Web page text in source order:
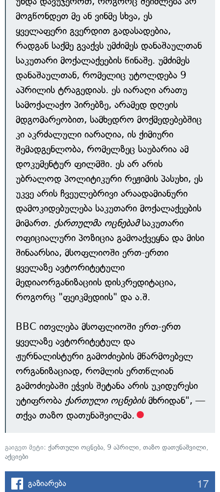
მოგწონდეთ მე ან ვინმე სხვა, ეს
ყველაფერი გვერდით გადასადებია,
რადგან საქმე გვაქვს უმძიმეს დანაშაულთან
საკუთარი მოქალაქეების წინაშე. უმძიმეს
დანაშაულთან, რომელიც უტოლდება 9
აპრილის ტრაგედიას. ეს იარაღი არათუ
სამოქალაქო პირებზე, არამედ დღეის
მდგომარეობით, სამხედრო მოქმედებებშიც
კი აკრძალული იარაღია, ის ქიმიური
შემადგენლობა, რომელზეც საუბარია ამ
დოკუმენტურ ფილმში. ეს არ არის
უბრალოდ პოლიტიკური რეჟიმის პასუხი, ეს
უკვე არის ჩვეულებრივი არაადამიანური
დამოკიდებულება საკუთარი მოქალაქეების
მიმართ. ქართულმა ოცნებამსაკუთარი
ოფიციალური პოზიცია გამოაქვეყნა და მისი
შინაარსია, მსოფლიოში ერთ-ერთი
ყველაზე ავტორიტეტული
მედიაორგანიზაციის დისკრედიტაცია,
როგორც "ფეიკმედიის" და ა.შ.
BBC ითვლება მსოფლიოში ერთ-ერთ
ყველაზე ავტორიტეტულ და
ჟურნალისტური გამოძიების მწარმოებელ
ორგანიზაციად, რომლის ერთწლიან
გამოძიებაში ეჭვის შეტანა არის უკიდურესი
უტიფრობა ქართული ოცნებისმხრიდან", —
თქვა თაზო დათუნაშვილმა.
გაიგეთ მეტი: ქართული ოცნება, 9 აპრილი, თაზო დათუნაშვილი,
აქციები
გაზიარება 17